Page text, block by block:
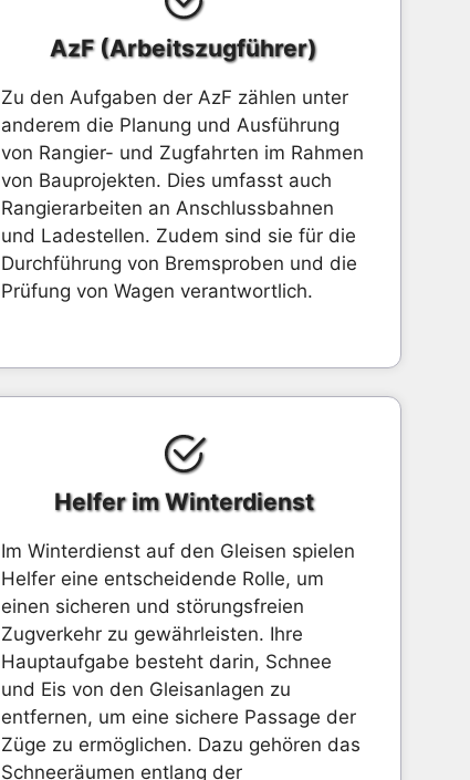
AzF (Arbeitszugführer)
Zu den Aufgaben der AzF zählen unter
anderem die Planung und Ausführung
von Rangier- und Zugfahrten im Rahmen
von Bauprojekten. Dies umfasst auch
Rangierarbeiten an Anschlussbahnen
und Ladestellen. Zudem sind sie für die
Durchführung von Bremsproben und die
Prüfung von Wagen verantwortlich.
Helfer im Winterdienst
Im Winterdienst auf den Gleisen spielen
Helfer eine entscheidende Rolle, um
einen sicheren und störungsfreien
Zugverkehr zu gewährleisten. Ihre
Hauptaufgabe besteht darin, Schnee
und Eis von den Gleisanlagen zu
entfernen, um eine sichere Passage der
Züge zu ermöglichen. Dazu gehören das
Schneeräumen entlang der